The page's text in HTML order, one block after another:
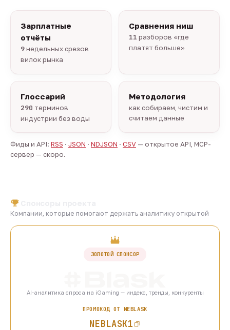
Зарплатные
отчёты
9недельных срезов
вилок рынка
Сравнения ниш
11 разборов «где
платят больше»
Глоссарий
290 терминов
индустрии без воды
Методология
как собираем, чистим и
считаем данные
Фиды и API: RSS · JSON · NDJSON · CSV — открытое API, MCP-
сервер — скоро.
Компании, которые помогают держать аналитику открытой
ЗОЛОТОЙ СПОНСОР
AI-аналитика спроса на iGaming — индекс, тренды, конкуренты
ПРОМОКОД ОТ NEBLASK
NEBLASK1